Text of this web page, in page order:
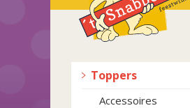
Toppers
Accessoires